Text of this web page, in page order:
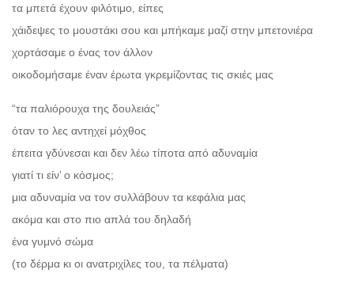
τα μπετά έχουν φιλότιμο, είπες
χάιδεψες το μουστάκι σου και μπήκαμε μαζί στην μπετονιέρα
χορτάσαμε ο ένας τον άλλον
οικοδομήσαμε έναν έρωτα γκρεμίζοντας τις σκιές μας
“τα παλιόρουχα της δουλειάς”
όταν το λες αντηχεί μόχθος
έπειτα γδύνεσαι και δεν λέω τίποτα από αδυναμία
γιατί τι είν’ ο κόσμος;
μια αδυναμία να τον συλλάβουν τα κεφάλια μας
ακόμα και στο πιο απλά του δηλαδή
ένα γυμνό σώμα
(το δέρμα κι οι ανατριχίλες του, τα πέλματα)